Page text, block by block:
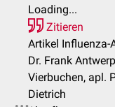
Loading...
Zitieren
Artikel Influenza-
Dr. Frank
Vierbuchen, apl.
Dietrich